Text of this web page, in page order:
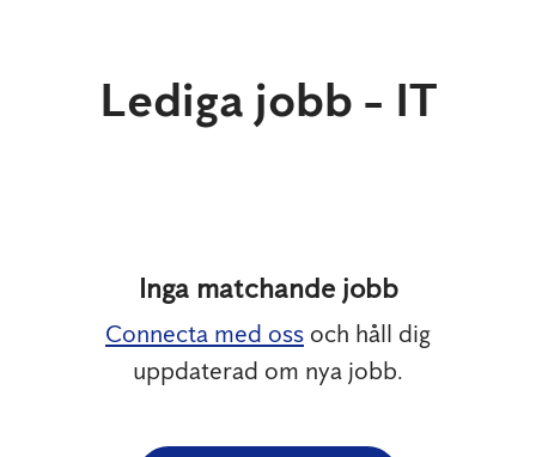
Lediga jobb - IT
Inga matchande jobb
Connecta med oss och håll dig
uppdaterad om nya jobb.